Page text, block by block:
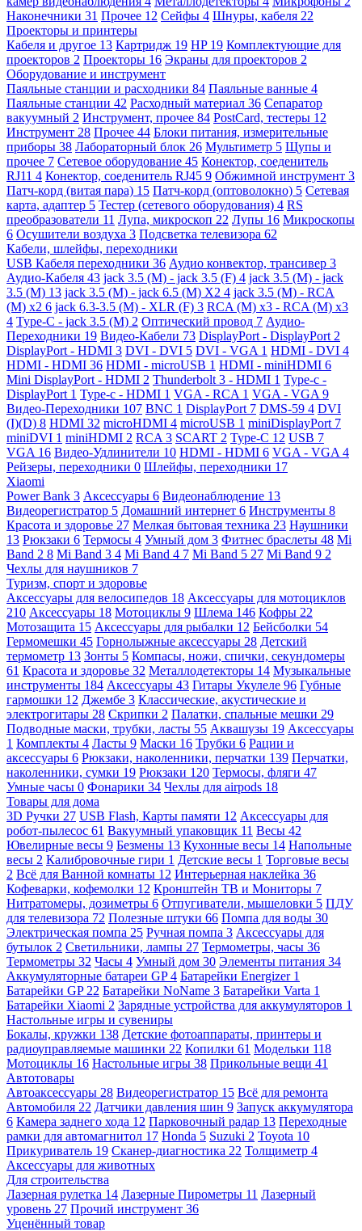
Наконечники 31 Прочее 12 Сейфы 4 Шнуры, кабеля 22
Проекторы и принтеры
Кабеля и другое 13 Картридж 19 HP 19 Комплектующие для
проекторов 2 Проекторы 16 Экраны для проекторов 2
Оборудование и инструмент
Паяльные станции и расходники 84 Паяльные ванные 4
Паяльные станции 42 Расходный материал 36 Сепаратор
вакуумный 2 Инструмент, прочее 84 PostCard, тестеры 12
Инструмент 28 Прочее 44 Блоки питания, измерительные
приборы 38 Лабораторный блок 26 Мультиметр 5 Щупы и
прочее 7 Сетевое оборудование 45 Конектор, соеденитель
RJ11 4 Конектор, соеденитель RJ45 9 Обжимной инструмент 3
Патч-корд (витая пара) 15 Патч-корд (оптоволокно) 5 Сетевая
карта, адаптер 5 Тестер (сетевого оборудования) 4 RS
преобразователи 11 Лупа, микроскоп 22 Лупы 16 Микроскопы
6 Осушители воздуха 3 Подсветка телевизора 62
Кабели, шлейфы, переходники
USB Кабеля переходники 36 Аудио конвектор, трансивер 3
Аудио-Кабеля 43 jack 3.5 (M) - jack 3.5 (F) 4 jack 3.5 (M) - jack
3.5 (M) 13 jack 3.5 (M) - jack 6.5 (M) X2 4 jack 3.5 (M) - RCA
(M) x2 6 jack 6.3-3.5 (M) - XLR (F) 3 RCA (M) x3 - RCA (M) x3
4 Type-C - jack 3.5 (M) 2 Оптический провод 7 Аудио-
Переходники 19 Видео-Кабели 73 DisplayPort - DisplayPort 2
DisplayPort - HDMI 3 DVI - DVI 5 DVI - VGA 1 HDMI - DVI 4
HDMI - HDMI 36 HDMI - microUSB 1 HDMI - miniHDMI 6
Mini DisplayPort - HDMI 2 Thunderbolt 3 - HDMI 1 Type-c -
DisplayPort 1 Type-c - HDMI 1 VGA - RCA 1 VGA - VGA 9
Видео-Переходники 107 BNC 1 DisplayPort 7 DMS-59 4 DVI
(I)(D) 8 HDMI 32 microHDMI 4 microUSB 1 miniDisplayPort 7
miniDVI 1 miniHDMI 2 RCA 3 SCART 2 Type-C 12 USB 7
VGA 16 Видео-Удлинители 10 HDMI - HDMI 6 VGA - VGA 4
Рейзеры, переходники 0 Шлейфы, переходники 17
Xiaomi
Power Bank 3 Аксессуары 6 Видеонаблюдение 13
Видеорегистратор 5 Домашний интернет 6 Инструменты 8
Красота и здоровье 27 Мелкая бытовая техника 23 Наушники
13 Рюкзаки 6 Термосы 4 Умный дом 3 Фитнес браслеты 48 Mi
Band 2 8 Mi Band 3 4 Mi Band 4 7 Mi Band 5 27 Mi Band 9 2
Чехлы для наушников 7
Туризм, спорт и здоровье
Аксессуары для велосипедов 18 Аксессуары для мотоциклов
210 Аксессуары 18 Мотоциклы 9 Шлема 146 Кофры 22
Мотозащита 15 Аксессуары для рыбалки 12 Бейсболки 54
Гермомешки 45 Горнолыжные аксессуары 28 Детский
термометр 13 Зонты 5 Компасы, ножи, спички, секундомеры
61 Красота и здоровье 32 Металлодетекторы 14 Музыкальные
инструменты 184 Аксессуары 43 Гитары Укулеле 96 Губные
гармошки 12 Джембе 3 Классические, акустические и
электрогитары 28 Скрипки 2 Палатки, спальные мешки 29
Подводные маски, трубки, ласты 55 Аквашузы 19 Аксессуары
1 Комплекты 4 Ласты 9 Маски 16 Трубки 6 Рации и
аксессуары 6 Рюкзаки, наколенники, перчатки 139 Перчатки,
наколенники, сумки 19 Рюкзаки 120 Термосы, фляги 47
Умные часы 0 Фонарики 34 Чехлы для airpods 18
Товары для дома
3D Ручки 27 USB Flash, Карты памяти 12 Аксессуары для
робот-пылесос 61 Вакуумный упаковщик 11 Весы 42
Ювелирные весы 9 Безмены 13 Кухонные весы 14 Напольные
весы 2 Калибровочные гири 1 Детские весы 1 Торговые весы
2 Всё для Ванной комнаты 12 Интерьерная наклейка 36
Кофеварки, кофемолки 12 Кронштейн ТВ и Мониторы 7
Нитратомеры, дозиметры 6 Отпугиватели, мышеловки 5 ПДУ
для телевизора 72 Полезные штуки 66 Помпа для воды 30
Электрическая помпа 25 Ручная помпа 3 Аксессуары для
бутылок 2 Светильники, лампы 27 Термометры, часы 36
Термометры 32 Часы 4 Умный дом 30 Элементы питания 34
Аккумуляторные батареи GP4 Батарейки Energizer 1
Батарейки GP 22 Батарейки NoName 3 Батарейки Varta 1
Батарейки Xiaomi 2 Зарядные устройства для аккумуляторов 1
Настольные игры и сувениры
Бокалы, кружки 138 Детские фотоаппараты, принтеры и
радиоуправляемые машинки 22 Копилки 61 Модельки 118
Мотоциклы 16 Настольные игры 38 Прикольные вещи 41
Автотовары
Автоаксессуары 28 Видеорегистратор 15 Всё для ремонта
Автомобиля 22 Датчики давления шин 9 Запуск аккумулятора
6 Камера заднего хода 12 Парковочный радар 13 Переходные
рамки для автомагнитол 17 Honda 5 Suzuki 2 Toyota 10
Прикуриватель 19 Сканер-диагностика 22 Толщиметр 4
Аксессуары для животных
Для строительства
Лазерная рулетка 14 Лазерные Пирометры 11 Лазерный
уровень 27 Прочий инструмент 36
Уценённый товар